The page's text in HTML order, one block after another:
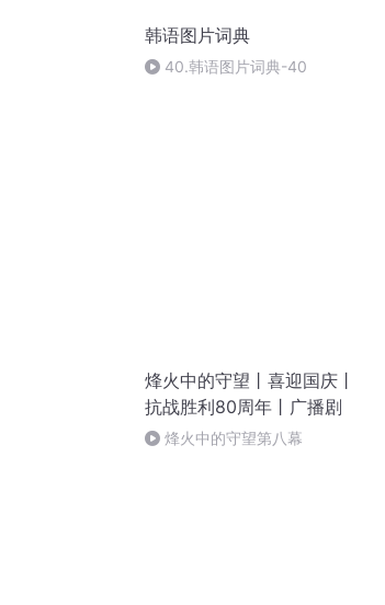
韩语图片词典
40.韩语图片词典-40
烽火中的守望丨喜迎国庆丨
抗战胜利80周年丨广播剧
烽火中的守望第八幕